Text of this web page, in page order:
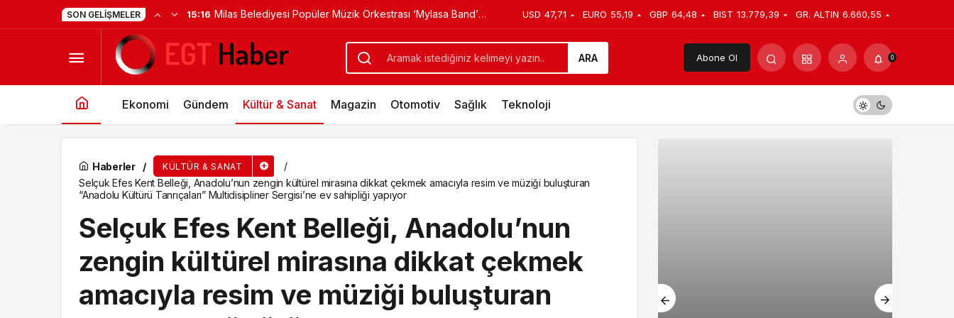
SON GELIŞMELER
Ören’de Unutulmaz Bir Konser Verdi
USD 47,71 EURO 55,19 GBP 64,48 BIST 13.779,39 GR. ALTIN 6.660,55
ARA Abone Ol 0
Ekonomi Gündem Kültür & Sanat Magazin Otomotiv Sağlık Teknoloji
Haberler KÜLTÜR & SANAT
Selçuk Efes Kent Belleği, Anadolu’nun zengin kültürel mirasına dikkat çekmek amacıyla resim ve müziği buluşturan
“Anadolu Kültürü Tanrıçaları” Multidisipliner Sergisi’ne ev sahipliği yapıyor
Selçuk Efes Kent Belleği, Anadolu’nun
zengin kültürel mirasına dikkat çekmek
amacıyla resim ve müziği buluşturan
Çiğli Belediyesi Kaklıç Sanat Akademisi Kursiyerlerinin Eserleri Sergiye Çıktı